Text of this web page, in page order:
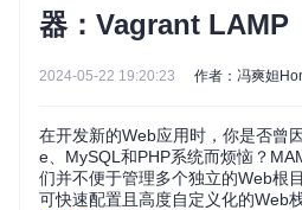
器：Vagrant LAMP
2024-05-22 19:20:23 作者：冯爽妲
在开发新的Web应用时，你是否曾
e、MySQL和PHP系统而烦恼？
们并不便于管理多个独立的Web根
可快速配置且高度自定义化的Web